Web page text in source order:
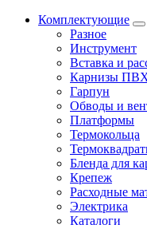
Комплектующие
Разное
Инструмент
Вставка и
Карнизы
Гарпун
Обводы и
Платформы
Термокольца
Бленда для
Крепеж
Расходные
Электрика
Каталоги